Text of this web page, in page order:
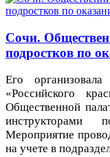
Сочи.
подростков по
Его
«Российского
Общественной
Мероприятие
на учете в